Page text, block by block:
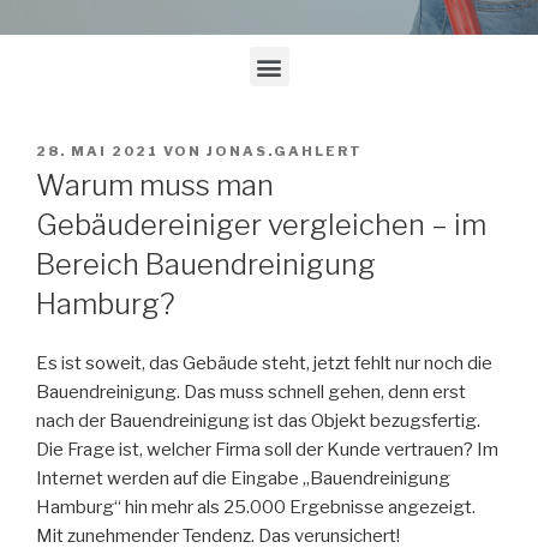
28. MAI 2021 VON JONAS.GAHLERT
Warum muss man
Gebäudereiniger vergleichen – im
Bereich Bauendreinigung
Hamburg?
Es ist soweit, das Gebäude steht, jetzt fehlt nur noch die
Bauendreinigung. Das muss schnell gehen, denn erst
nach der Bauendreinigung ist das Objekt bezugsfertig.
Die Frage ist, welcher Firma soll der Kunde vertrauen? Im
Internet werden auf die Eingabe „Bauendreinigung
Hamburg“ hin mehr als 25.000 Ergebnisse angezeigt.
Mit zunehmender Tendenz. Das verunsichert!